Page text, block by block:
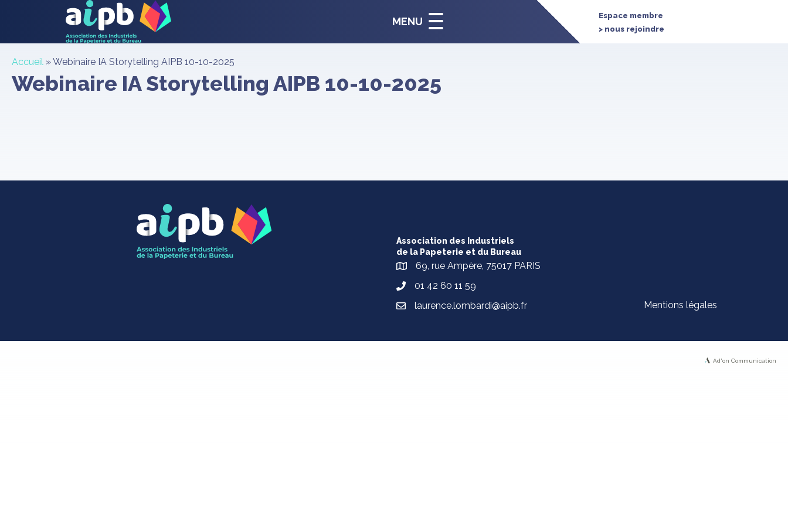
MENU
Espace membre
> nous rejoindre
Accueil »Webinaire IA Storytelling AIPB 10-10-2025
Webinaire IA Storytelling AIPB 10-10-2025
Association des Industriels
de la Papeterie et du Bureau
69, rue Ampère, 75017 PARIS
01 42 60 11 59
laurence.lombardi@aipb.fr
Mentions légales
Ad'on Communication